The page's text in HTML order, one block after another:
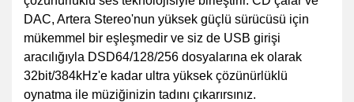
DAC, Artera Stereo'nun yüksek güçlü sürücüsü için
mükemmel bir eşleşmedir ve siz de USB girişi
aracılığıyla DSD64/128/256 dosyalarına ek olarak
32bit/384kHz'e kadar ultra yüksek çözünürlüklü
oynatma ile müziğinizin tadını çıkarırsınız.